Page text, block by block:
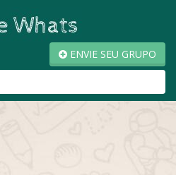
ENVIE SEU GRUPO